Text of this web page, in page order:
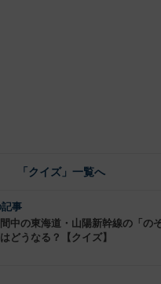
「クイズ」一覧へ
事
中の東海道・山陽新幹線の「の
どうなる？【クイズ】